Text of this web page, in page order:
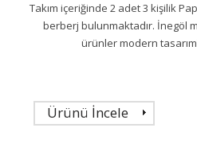
Takım içeriğinde 2 adet 3 kişilik
berberj bulunmaktadır. İnegöl
ürünler modern
Ürünü İncele